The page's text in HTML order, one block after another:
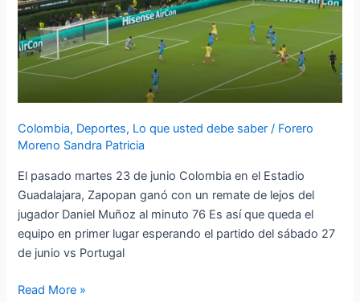
Colombia, Deportes, Lo que usted debe saber / Forero
Moreno Sandra Patricia
El pasado martes 23 de junio Colombia en el Estadio
Guadalajara, Zapopan ganó con un remate de lejos del
jugador Daniel Muñoz al minuto 76 Es así que queda el
equipo en primer lugar esperando el partido del sábado 27
de junio vs Portugal
que
hace
que
ya
a
la
siguiente
Read More »